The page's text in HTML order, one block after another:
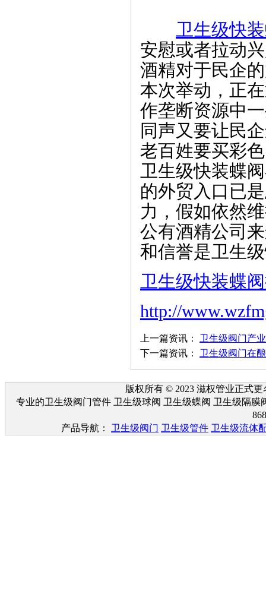
卫生级快
安慰或者拉动
酒精对于民企
本次举动，正
作垄断资源中
同声又要让民
老百姓要买彩
卫生级快装蝶
的外贸入口已
力，假如依然
公有酒精公司
和信誉是卫生
卫生级快装蝶
http://
上一篇资讯： 卫生级阀门产
下一篇资讯： 卫生级阀门在
版权所有 © 2023 滋权管业正式
专业的卫生级阀门管件 卫生级球阀 卫生级蝶阀 卫生级隔
产品导航： 卫生级阀门 卫生级管件 卫生级流体